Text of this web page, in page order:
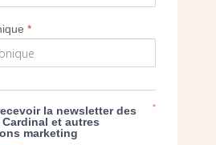
*
la newsletter des
et autres
marketing
*